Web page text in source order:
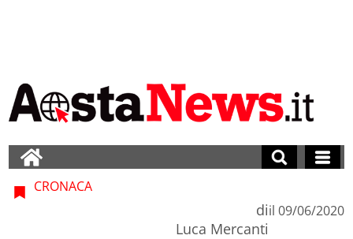
CRONACA
di
Luca Mercanti
il 09/06/2020